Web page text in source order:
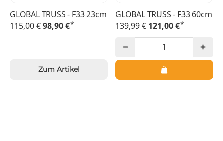
GLOBAL TRUSS - F33 23cm
115,00 €98,90 €*
Zum Artikel
GLOBAL TRUSS - F33 60cm
139,99 € 121,00 €*